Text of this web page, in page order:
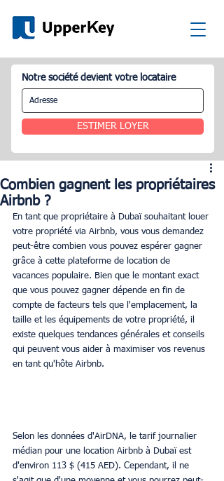
Notre société devient votre locataire
ESTIMER LOYER
Combien gagnent les propriétaires
Airbnb ?
En tant que propriétaire à Dubaï souhaitant louer
votre propriété via Airbnb, vous vous demandez
peut-être combien vous pouvez espérer gagner
grâce à cette plateforme de location de
vacances populaire. Bien que le montant exact
que vous pouvez gagner dépende en fin de
compte de facteurs tels que l'emplacement, la
taille et les équipements de votre propriété, il
existe quelques tendances générales et conseils
qui peuvent vous aider à maximiser vos revenus
en tant qu'hôte Airbnb.
Selon les données d'AirDNA, le tarif journalier
médian pour une location Airbnb à Dubaï est
d'environ 113 $ (415 AED). Cependant, il ne